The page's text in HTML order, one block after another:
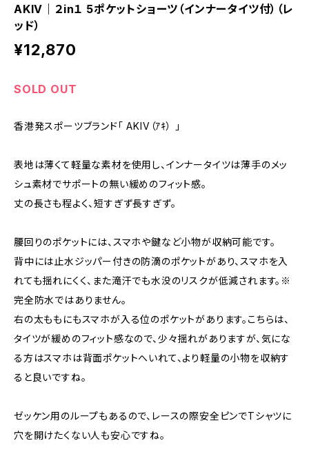
AKIV｜２in１ 5ポケットショーツ（インナータイツ付）（レ
ッド）
¥12,870
SOLD OUT
香港発スポーツブランド「 AKIV（ｱｷ） 」
表地は薄くて軽量な素材を使用し、インナータイツは薄手のメッ
シュ素材でサポートの無い緩めのフィット感。
丈の長さも程よく、短すぎず長すぎず。
腰回りのポケットには、スマホや鍵など小物が収納可能です。
背中には止水ジッパー付きの防滴のポケットがあり、スマホを入
れても揺れにくく、また滝汗でも水没のリスクが低減されます。※
完全防水ではありません。
右の太ももにもスマホが入る位のポケットがあります。こちらは、
タイツが緩めのフィット感なので、少々揺れがありますが、気にな
る方はスマホは背面ポケットへいれて、より軽量の小物を収納す
ると良いですね。
ゼッケン用のループもあるので、レースの際安全ピンでTシャツに
穴を開けたくない人も安心ですね。